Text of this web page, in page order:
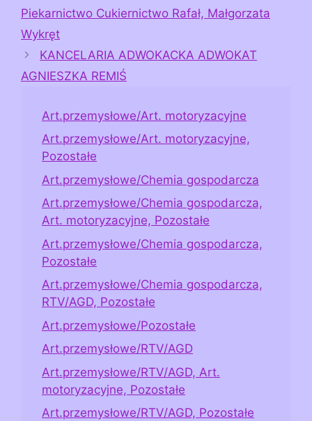
Piekarnictwo Cukiernictwo Rafał, Małgorzata
Wykręt
KANCELARIA ADWOKACKA ADWOKAT
AGNIESZKA REMIŚ
Art.przemysłowe/Art. motoryzacyjne
Art.przemysłowe/Art. motoryzacyjne,
Pozostałe
Art.przemysłowe/Chemia gospodarcza
Art.przemysłowe/Chemia gospodarcza,
Art. motoryzacyjne, Pozostałe
Art.przemysłowe/Chemia gospodarcza,
Pozostałe
Art.przemysłowe/Chemia gospodarcza,
RTV/AGD, Pozostałe
Art.przemysłowe/Pozostałe
Art.przemysłowe/RTV/AGD
Art.przemysłowe/RTV/AGD, Art.
motoryzacyjne, Pozostałe
Art.przemysłowe/RTV/AGD, Pozostałe